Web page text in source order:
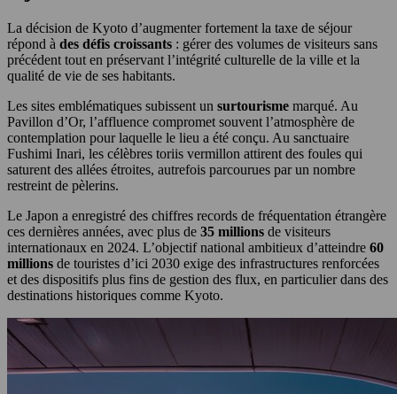
La décision de Kyoto d’augmenter fortement la taxe de séjour
répond à des défis croissants : gérer des volumes de visiteurs sans
précédent tout en préservant l’intégrité culturelle de la ville et la
qualité de vie de ses habitants.
Les sites emblématiques subissent un surtourisme marqué. Au
Pavillon d’Or, l’affluence compromet souvent l’atmosphère de
contemplation pour laquelle le lieu a été conçu. Au sanctuaire
Fushimi Inari, les célèbres toriis vermillon attirent des foules qui
saturent des allées étroites, autrefois parcourues par un nombre
restreint de pèlerins.
Le Japon a enregistré des chiffres records de fréquentation étrangère
ces dernières années, avec plus de 35 millions de visiteurs
internationaux en 2024. L’objectif national ambitieux d’atteindre 60
millions de touristes d’ici 2030 exige des infrastructures renforcées
et des dispositifs plus fins de gestion des flux, en particulier dans des
destinations historiques comme Kyoto.